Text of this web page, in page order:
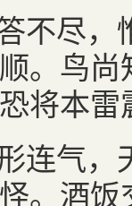
不尽
。鸟
将本雷
连气
。酒